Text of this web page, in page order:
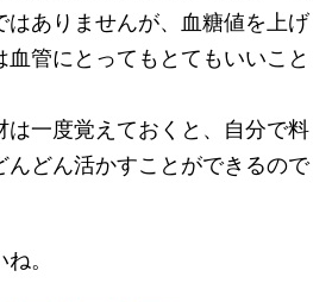
はありませんが、血糖値を上げ
管にとってもとてもいいこと
は一度覚えておくと、自分で料
んどん活かすことができるので
。